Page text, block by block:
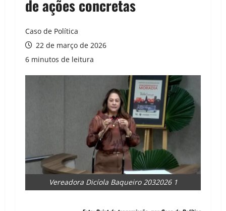
de ações concretas
Caso de Política
22 de março de 2026
6 minutos de leitura
Vereadora Dicíola Baqueiro 2032026 1